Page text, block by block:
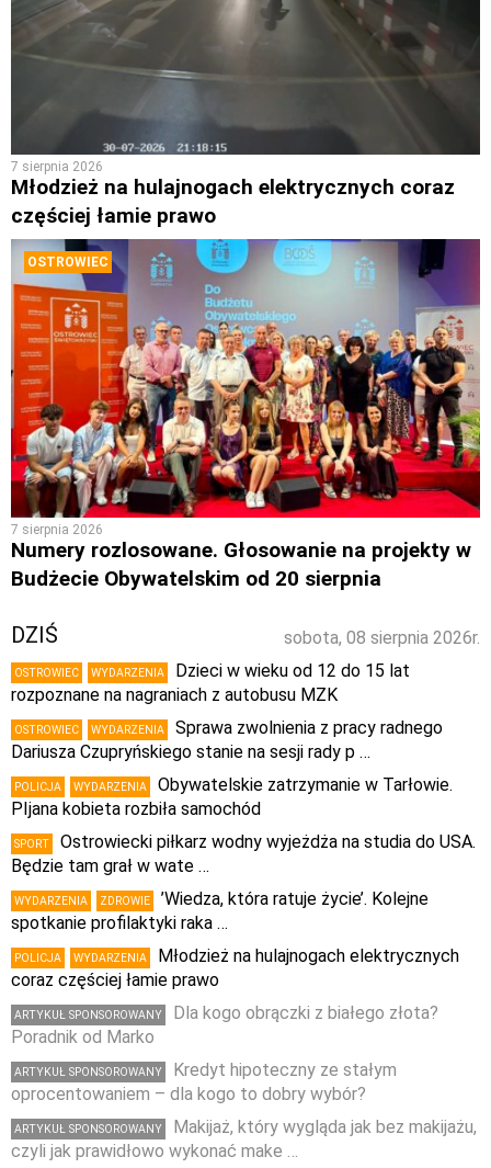
7 sierpnia 2026
Młodzież na hulajnogach elektrycznych coraz
częściej łamie prawo
OSTROWIEC
7 sierpnia 2026
Numery rozlosowane. Głosowanie na projekty w
Budżecie Obywatelskim od 20 sierpnia
sobota, 08 sierpnia 2026r.
DZIŚ
OSTROWIEC WYDARZENIA
Dzieci w wieku od 12 do 15 lat
rozpoznane na nagraniach z autobusu MZK
OSTROWIEC WYDARZENIA
Sprawa zwolnienia z pracy radnego
Dariusza Czupryńskiego stanie na sesji rady p …
POLICJA WYDARZENIA
Obywatelskie zatrzymanie w Tarłowie.
PIjana kobieta rozbiła samochód
SPORT
Ostrowiecki piłkarz wodny wyjeżdża na studia do USA.
Będzie tam grał w wate …
WYDARZENIA ZDROWIE
’Wiedza, która ratuje życie’. Kolejne
spotkanie profilaktyki raka …
POLICJA WYDARZENIA
Młodzież na hulajnogach elektrycznych
coraz częściej łamie prawo
ARTYKUŁ SPONSOROWANY
Dla kogo obrączki z białego złota?
Poradnik od Marko
ARTYKUŁ SPONSOROWANY
Kredyt hipoteczny ze stałym
oprocentowaniem – dla kogo to dobry wybór?
ARTYKUŁ SPONSOROWANY
Makijaż, który wygląda jak bez makijażu,
czyli jak prawidłowo wykonać make …